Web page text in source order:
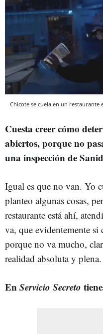
Chicote se cuela en un restaurante
Cuesta creer cómo
abiertos, porque no
una inspección de
Igual es que no van. Yo
planteo algunas cosas,
restaurante está ahí,
va, que evidentemente si
porque no va mucho,
realidad absoluta y plena.
EnServicio Secreto